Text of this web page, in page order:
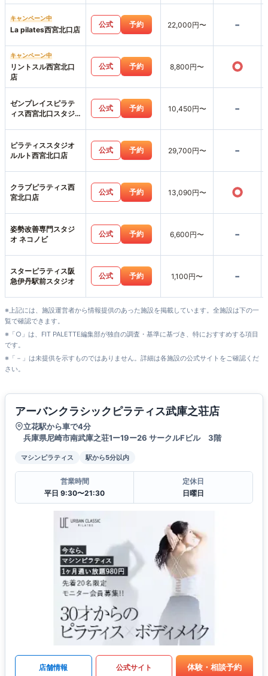
キャンペーン中
La pilates西宮北口店
公式 予約 22,000円〜 -
キャンペーン中
リントスル西宮北口
店
公式 予約 8,800円〜 ○
ゼンプレイスピラテ
ィス西宮北口スタジ
公式 予約 10,450円〜 -
ピラティススタジオ
ルルト西宮北口店
公式 予約 29,700円〜 -
クラブピラティス西
宮北口店
公式 予約 13,090円〜 ○
姿勢改善専門スタジ
オ ネコノビ
公式 予約 6,600円〜 -
スターピラティス阪
急伊丹駅前スタジオ
公式 予約 1,100円〜 -
※上記には、施設運営者から情報提供のあった施設を掲載しています。全施設は下の一
覧で確認できます。
※「○」は、FIT PALETTE編集部が独自の調査・基準に基づき、特におすすめする項目
です。
※「－」は未提供を示すものではありません。詳細は各施設の公式サイトをご確認くだ
さい。
アーバンクラシックピラティス武庫之荘店
立花駅から車で4分
兵庫県尼崎市南武庫之荘1ー19ー26 サークルFビル 3階
マシンピラティス 駅から5分以内
営業時間
平日 9:30〜21:30
定休日
日曜日
店舗情報 公式サイト 体験・相談予約